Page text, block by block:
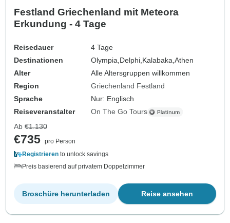
Festland Griechenland mit Meteora
Erkundung - 4 Tage
Reisedauer
4 Tage
Destinationen
Olympia, Delphi, Kalabaka,Athen
Alter
Alle Altersgruppen willkommen
Region
Griechenland Festland
Sprache
Nur: Englisch
Reiseveranstalter
On The Go Tours
Ab €1.130
€735 pro Person
Registrieren to unlock savings
Preis basierend auf privatem Doppelzimmer
Reise ansehen
Broschüre herunterladen